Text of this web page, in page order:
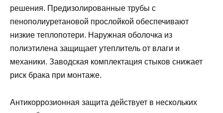
решения. Предизолированные трубы с
пенополиуретановой прослойкой обеспечивают
низкие теплопотери. Наружная оболочка из
полиэтилена защищает утеплитель от влаги и
механики. Заводская комплектация стыков снижает
риск брака при монтаже.
Антикоррозионная защита действует в нескольких